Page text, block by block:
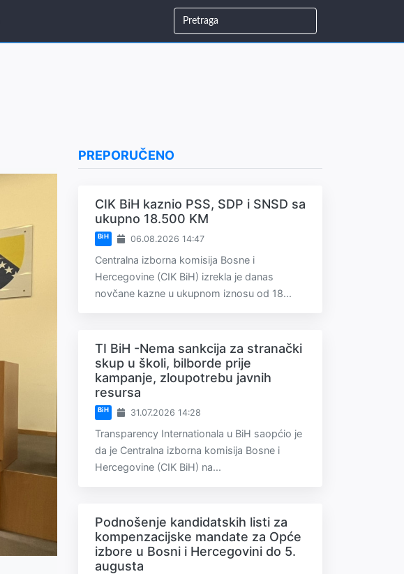
PREPORUČENO
CIK BiH kaznio PSS, SDP i SNSD sa
ukupno 18.500 KM
BiH 06.08.2026 14:47
Centralna izborna komisija Bosne i
Hercegovine (CIK BiH) izrekla je danas
novčane kazne u ukupnom iznosu od 18...
TI BiH -Nema sankcija za stranački
skup u školi, bilborde prije
kampanje, zloupotrebu javnih
resursa
BiH 31.07.2026 14:28
Transparency Internationala u BiH saopćio je
da je Centralna izborna komisija Bosne i
Hercegovine (CIK BiH) na...
Podnošenje kandidatskih listi za
kompenzacijske mandate za Opće
izbore u Bosni i Hercegovini do 5.
augusta